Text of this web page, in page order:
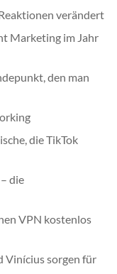
verändert
Marketing im Jahr
den man
die TikTok
die
VPN kostenlos
Vinícius sorgen für